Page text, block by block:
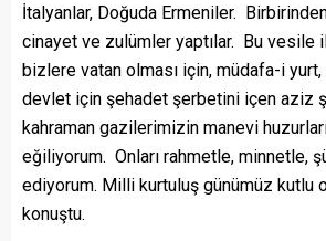
İtalyanlar, Doğuda Ermeniler.
cinayet ve zulümler yaptılar. Bu vesile
bizlere vatan olması için, müdafa-i
devlet için şehadet şerbetini içen aziz
kahraman gazilerimizin manevi
eğiliyorum. Onları rahmetle, minnetle,
ediyorum. Milli kurtuluş günümüz kutlu
konuştu.